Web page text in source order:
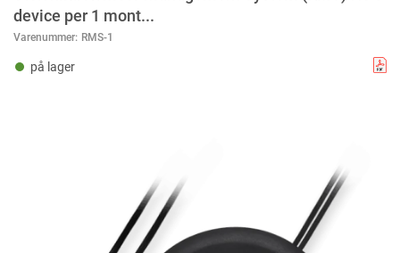
device per 1 mont...
Varenummer: RMS-1
på lager